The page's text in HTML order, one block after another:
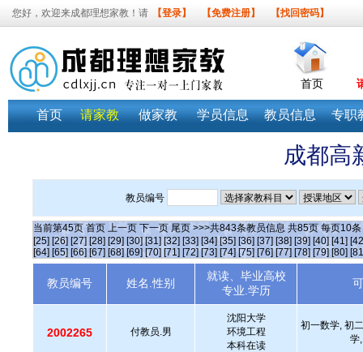
您好，欢迎来成都理想家教！请 【登录】 【免费注册】 【找回密码】
首页
首页 请家教 做家教 学员信息 教员信息 专职
成都高
教员编号
当前第45页 首页 上一页 下一页 尾页 >>>共843条教员信息 共85页 每页10条
[25] [26] [27] [28] [29] [30] [31] [32] [33] [34] [35] [36] [37] [38] [39] [40] [41]
[64] [65] [66] [67] [68] [69] [70] [71] [72] [73] [74] [75] [76] [77] [78] [79] [80]
教员编号 姓名.性别
就读、毕业高校
专业.学历
2002265 付教员.男
沈阳大学
环境工程
本科在读
初一数学, 初
学